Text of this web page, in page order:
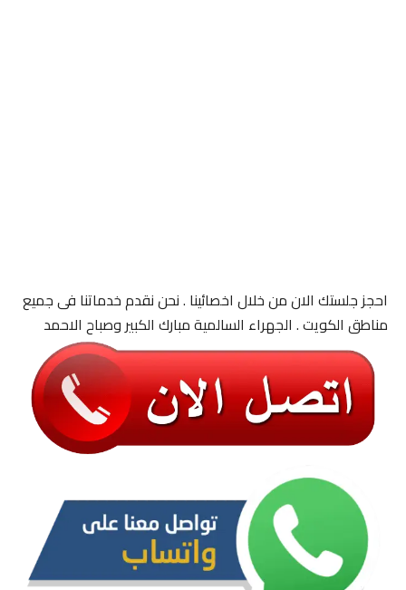
احجز جلستك الان من خلال اخصائينا . نحن نقدم خدماتنا فى جميع
مناطق الكويت . الجهراء السالمية مبارك الكبير وصباح الاحمد